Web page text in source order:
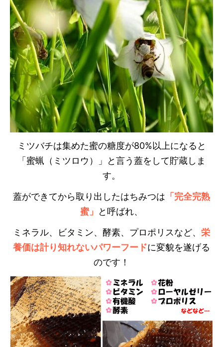
ミツバチは集めた蜜の糖度が80%以上になると
「蜜蝋（ミツロウ）」と言う蓋をして貯蔵しま
す。
蓋ができてから取り出したはちみつは 「完全完熟
蜜」
と呼ばれ、
ミネラル、ビタミン、酵素、プロポリスなど、 栄
養価は計り知れないパワーフードに変貌を遂げる
のです！